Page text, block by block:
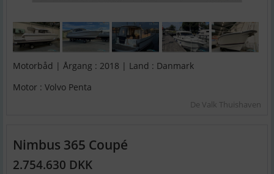
Motorbåd | Årgang : 2018 | Land : Danmark
Motor : Volvo Penta
De Valk Thuishaven
Nimbus 365 Coupé
2.754.630 DKK